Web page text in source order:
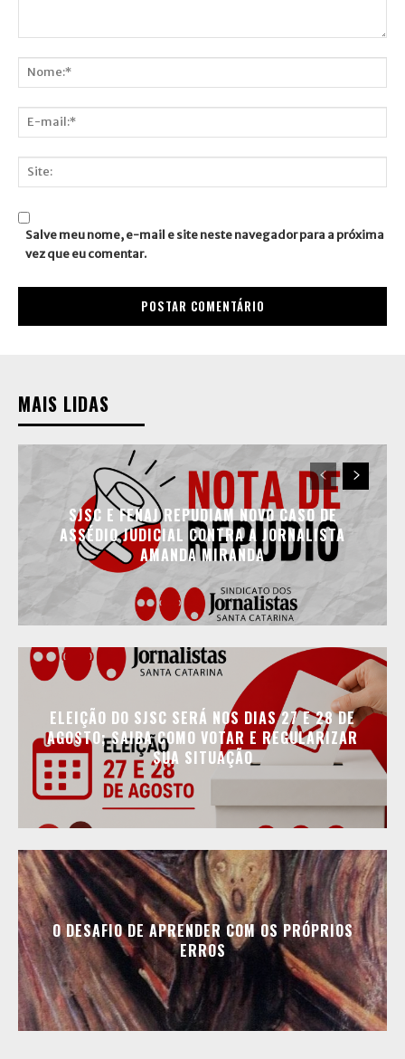
mail:*
Salve meu nome, e-mail e site neste navegador para a próxima
vez que eu comentar.
MAIS LIDAS
SJSC E FENAJ REPUDIAM NOVO CASO DE
ASSÉDIO JUDICIAL CONTRA A JORNALISTA
AMANDA MIRANDA
ELEIÇÃO DO SJSC SERÁ NOS DIAS 27 E 28 DE
AGOSTO; SAIBA COMO VOTAR E REGULARIZAR
SUA SITUAÇÃO
O DESAFIO DE APRENDER COM OS PRÓPRIOS
ERROS